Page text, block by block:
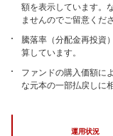
額を表示しています。
ませんのでご留意くださ
騰落率（分配金再投資
算しています。
ファンドの購入価額に
な元本の一部払戻しに
運用状況